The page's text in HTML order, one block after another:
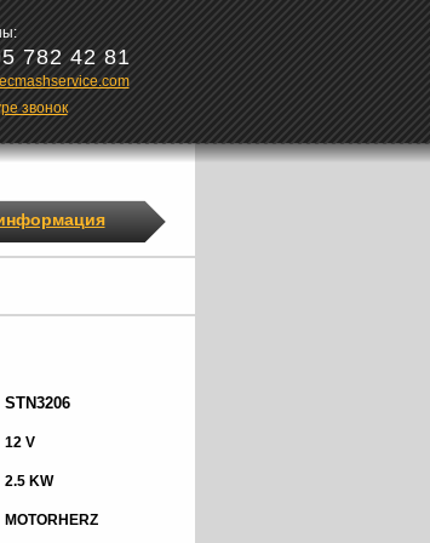
782 42 81
звонок
STN3206
12 V
2.5 KW
MOTORHERZ